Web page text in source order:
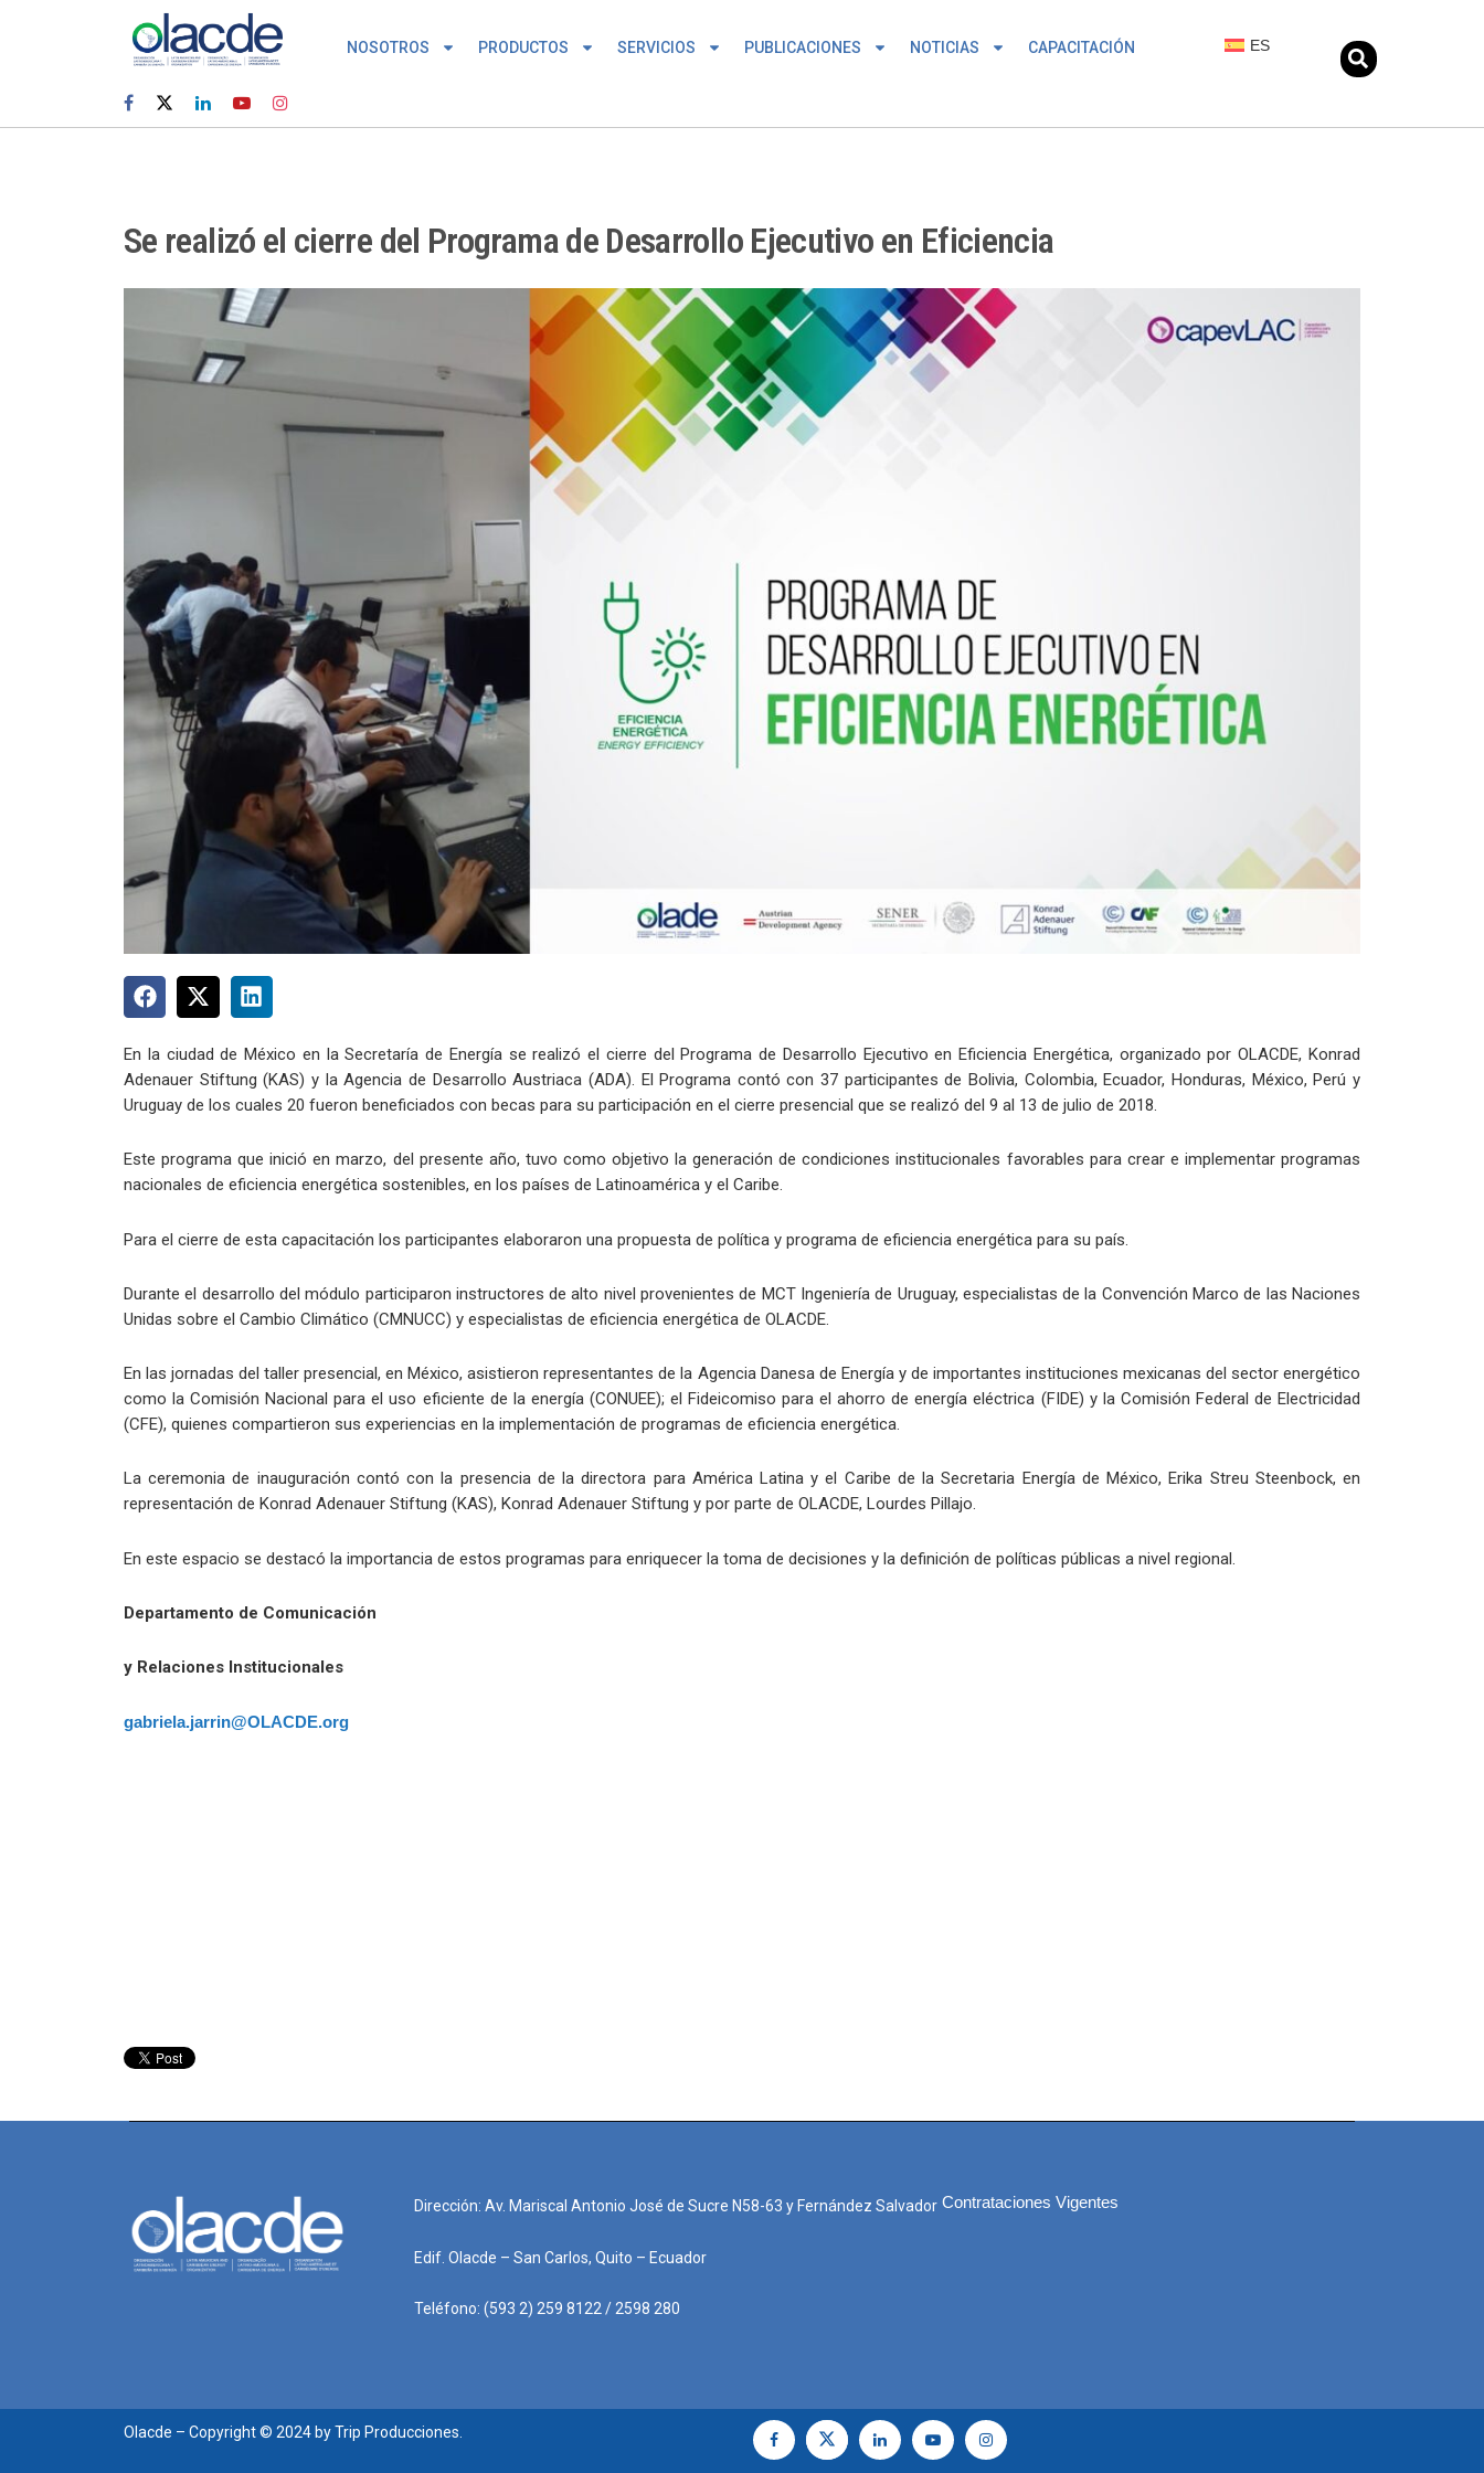
NOSOTROS PRODUCTOS SERVICIOS PUBLICACIONES NOTICIAS CAPACITACIÓN ES
Se realizó el cierre del Programa de Desarrollo Ejecutivo en Eficiencia
En la ciudad de México en la Secretaría de Energía se realizó el cierre del Programa de Desarrollo Ejecutivo en Eficiencia Energética, organizado por OLACDE, Konrad
Adenauer Stiftung (KAS) y la Agencia de Desarrollo Austriaca (ADA). El Programa contó con 37 participantes de Bolivia, Colombia, Ecuador, Honduras, México, Perú y
Uruguay de los cuales 20 fueron beneficiados con becas para su participación en el cierre presencial que se realizó del 9 al 13 de julio de 2018.
Este programa que inició en marzo, del presente año, tuvo como objetivo la generación de condiciones institucionales favorables para crear e implementar programas
nacionales de eficiencia energética sostenibles, en los países de Latinoamérica y el Caribe.
Para el cierre de esta capacitación los participantes elaboraron una propuesta de política y programa de eficiencia energética para su país.
Durante el desarrollo del módulo participaron instructores de alto nivel provenientes de MCT Ingeniería de Uruguay, especialistas de la Convención Marco de las Naciones
Unidas sobre el Cambio Climático (CMNUCC) y especialistas de eficiencia energética de OLACDE.
En las jornadas del taller presencial, en México, asistieron representantes de la Agencia Danesa de Energía y de importantes instituciones mexicanas del sector energético
como la Comisión Nacional para el uso eficiente de la energía (CONUEE); el Fideicomiso para el ahorro de energía eléctrica (FIDE) y la Comisión Federal de Electricidad
(CFE), quienes compartieron sus experiencias en la implementación de programas de eficiencia energética.
La ceremonia de inauguración contó con la presencia de la directora para América Latina y el Caribe de la Secretaria Energía de México, Erika Streu Steenbock, en
representación de Konrad Adenauer Stiftung (KAS), Konrad Adenauer Stiftung y por parte de OLACDE, Lourdes Pillajo.
En este espacio se destacó la importancia de estos programas para enriquecer la toma de decisiones y la definición de políticas públicas a nivel regional.
Departamento de Comunicación
y Relaciones Institucionales
gabriela.jarrin@OLACDE.org
Dirección: Av. Mariscal Antonio José de Sucre N58-63 y Fernández Salvador
Edif. Olacde – San Carlos, Quito – Ecuador
Teléfono: (593 2) 259 8122 / 2598 280
Contrataciones Vigentes
Olacde – Copyright © 2024 by Trip Producciones.